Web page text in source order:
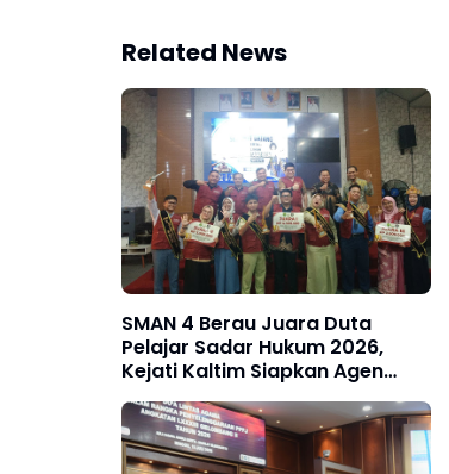
Related News
SMAN 4 Berau Juara Duta
Pelajar Sadar Hukum 2026,
Kejati Kaltim Siapkan Agen
Perubahan di Kalangan Pelajar